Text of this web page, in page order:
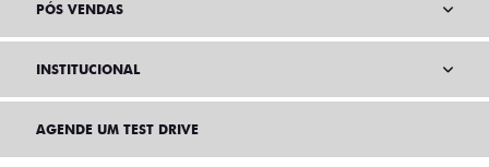
PÓS VENDAS
INSTITUCIONAL
AGENDE UM TEST DRIVE